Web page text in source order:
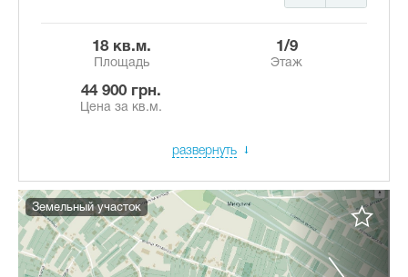
18 кв.м.
Площадь
1/9
Этаж
44 900 грн.
Цена за кв.м.
развернуть
Земельный участок